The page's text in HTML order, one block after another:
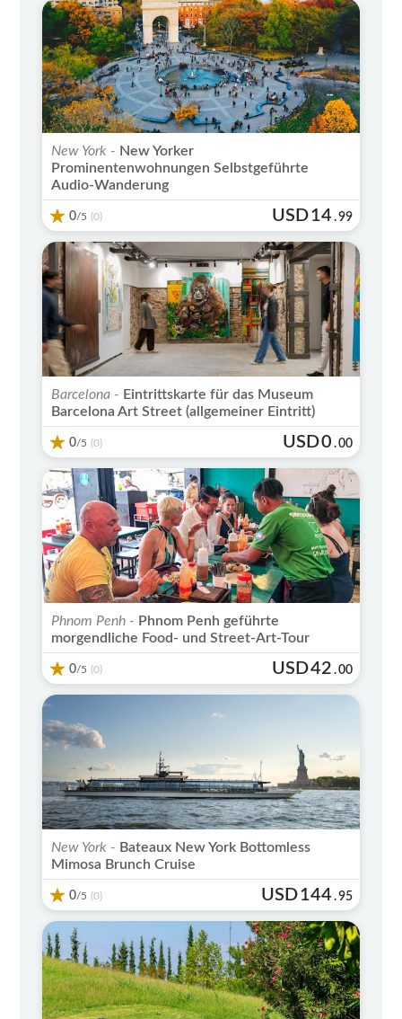
New York - New Yorker
Prominentenwohnungen Selbstgeführte
Audio-Wanderung
0/5 (0) USD14 .99
Barcelona - Eintrittskarte für das Museum
Barcelona Art Street (allgemeiner Eintritt)
0/5 (0) USD0 .00
Phnom Penh - Phnom Penh geführte
morgendliche Food- und Street-Art-Tour
0/5 (0) USD42 .00
New York - Bateaux New York Bottomless
Mimosa Brunch Cruise
0/5 (0) USD144 .95